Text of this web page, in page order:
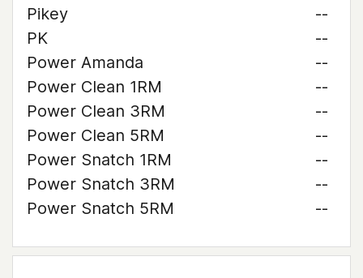
Pikey
--
PK
--
Power Amanda
--
Power Clean 1RM
--
Power Clean 3RM
--
Power Clean 5RM
--
Power Snatch 1RM
--
Power Snatch 3RM
--
Power Snatch 5RM
--